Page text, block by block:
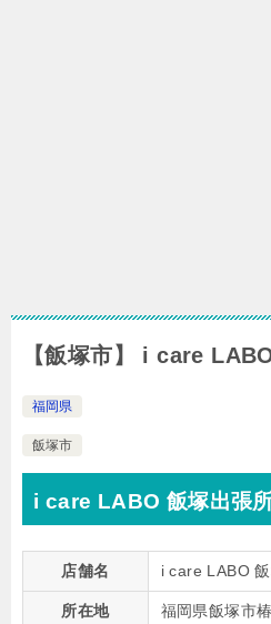
【飯塚市】 i care
福岡県
飯塚市
i care LABO 飯塚出張
店舗名 i care LABO
所在地
福岡県飯塚市